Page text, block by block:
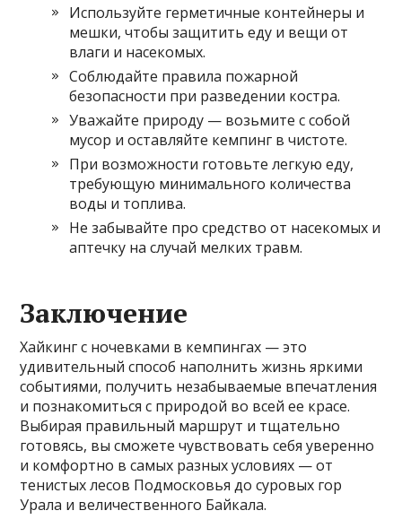
Используйте герметичные контейнеры и
мешки, чтобы защитить еду и вещи от
влаги и насекомых.
Соблюдайте правила пожарной
безопасности при разведении костра.
Уважайте природу — возьмите с собой
мусор и оставляйте кемпинг в чистоте.
При возможности готовьте легкую еду,
требующую минимального количества
воды и топлива.
Не забывайте про средство от насекомых и
аптечку на случай мелких травм.
Заключение
Хайкинг с ночевками в кемпингах — это
удивительный способ наполнить жизнь яркими
событиями, получить незабываемые впечатления
и познакомиться с природой во всей ее красе.
Выбирая правильный маршрут и тщательно
готовясь, вы сможете чувствовать себя уверенно
и комфортно в самых разных условиях — от
тенистых лесов Подмосковья до суровых гор
Урала и величественного Байкала.